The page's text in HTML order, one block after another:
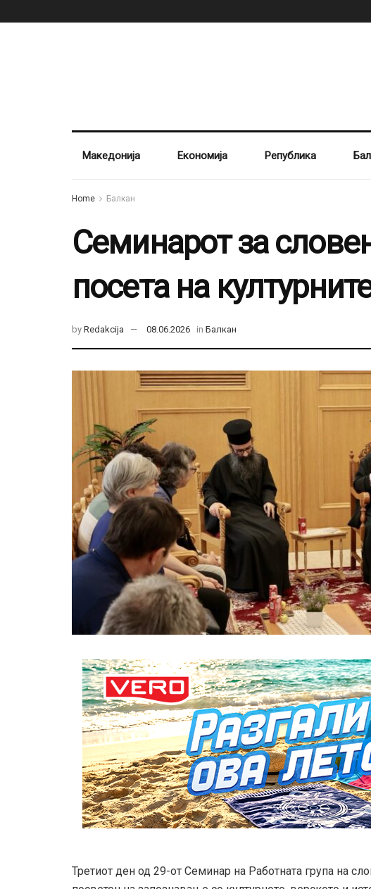
Македонија Економија Република
Home Балкан
Семинарот за
посета на
by Redakcija 08.06.2026 in Балкан
Третиот ден од 29-от Семинар на Работната група на